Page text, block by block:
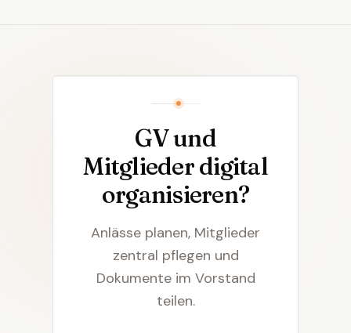
GV und
Mitglieder digital
organisieren?
Anlässe planen, Mitglieder
zentral pflegen und
Dokumente im Vorstand
teilen.